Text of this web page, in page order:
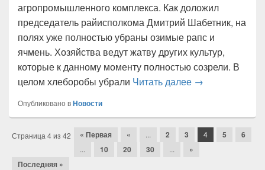
агропромышленного комплекса. Как доложил
председатель райисполкома Дмитрий Шабетник, на
полях уже полностью убраны озимые рапс и
ячмень. Хозяйства ведут жатву других культур,
которые к данному моменту полностью созрели. В
целом хлеборобы убрали Читать далее В центре
→
Опубликовано вНовости
Навигация
статьям
Страница 4 из 42 « Первая « ... 2 3 4 5 6
... 10 20 30 ...
»
Последняя »